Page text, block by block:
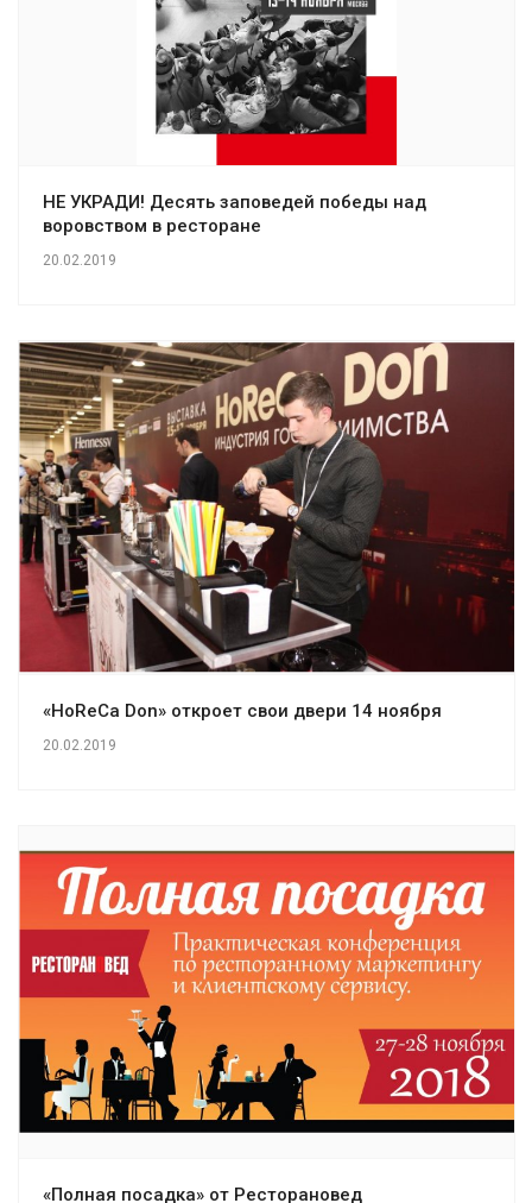
НЕ УКРАДИ! Десять заповедей победы над
воровством в ресторане
20.02.2019
«HoReCa Don» откроет свои двери 14 ноября
20.02.2019
«Полная посадка» от Ресторановед